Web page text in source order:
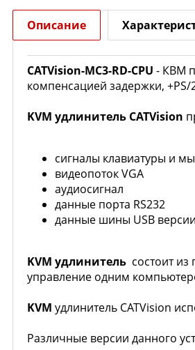
Описание
CATVision-MC3-RD-CPU - КВМ
компенсацией задержки, +PS/
KVM удлинитель CATVision
сигналы клавиатуры и
видеопоток VGA
аудиосигнал
данные порта RS232
данные шины USB
KVM удлинитель состоит
управление одним
KVM удлинитель CATVision
Различные версии данного